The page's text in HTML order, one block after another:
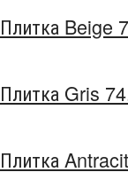
Плитка Beige
Плитка Gris
Плитка